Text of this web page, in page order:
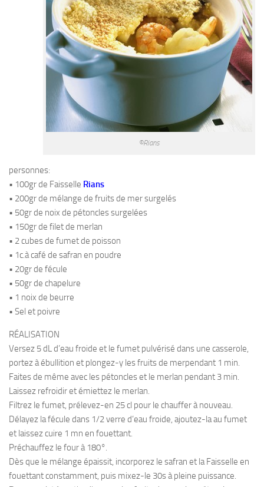
Desserts
Sauces
©Rians
personnes:
• 100gr de Faisselle Rians
• 200gr de mélange de fruits de mer surgelés
• 50gr de noix de pétoncles surgelées
• 150gr de filet de merlan
• 2 cubes de fumet de poisson
• 1c.à café de safran en poudre
• 20gr de fécule
• 50gr de chapelure
• 1 noix de beurre
• Sel et poivre
RÉALISATION
Versez 5 dL d’eau froide et le fumet pulvérisé dans une casserole,
portez à ébullition et plongez-y les fruits de merpendant 1 min.
Faites de même avec les pétoncles et le merlan pendant 3 min.
Laissez refroidir et émiettez le merlan.
Filtrez le fumet, prélevez-en 25 cl pour le chauffer à nouveau.
Délayez la fécule dans 1/2 verre d’eau froide, ajoutez-la au fumet
et laissez cuire 1 mn en fouettant.
Préchauffez le four à 180°.
Dès que le mélange épaissit, incorporez le safran et la Faisselle en
fouettant constamment, puis mixez-le 30s à pleine puissance.